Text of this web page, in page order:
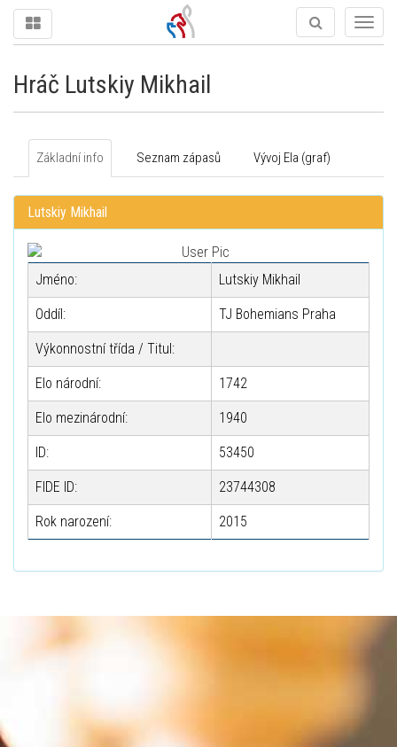
Hráč Lutskiy Mikhail
Základní info Seznam zápasů Vývoj Ela (graf)
Lutskiy Mikhail
Jméno: Lutskiy Mikhail
Oddíl: TJ Bohemians Praha
Výkonnostní třída / Titul:
Elo národní: 1742
Elo mezinárodní: 1940
ID: 53450
FIDE ID: 23744308
Rok narození: 2015